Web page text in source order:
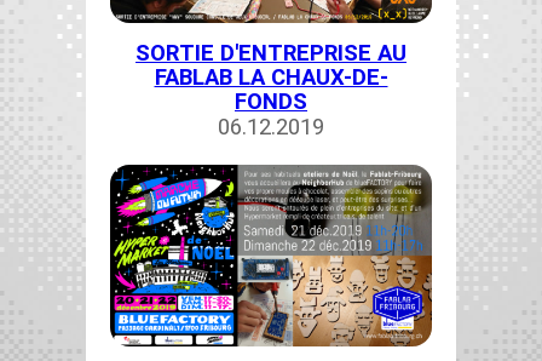
SORTIE D'ENTREPRISE AU
FABLAB LA CHAUX-DE-
FONDS
06.12.2019